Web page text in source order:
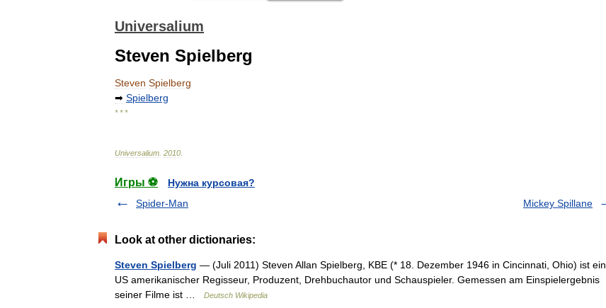
Universalium
Steven Spielberg
Steven Spielberg
➡ Spielberg
* * *
Universalium 2010
Игры ⚽
Нужна курсовая?
Spider-Man
Mickey Spillane
Look at other dictionaries:
Steven Spielberg — (Juli 2011) Steven Allan Spielberg, KBE (* 18. Dezember 1946 in Cincinnati, Ohio) ist ein
US amerikanischer Regisseur, Produzent, Drehbuchautor und Schauspieler. Gemessen am Einspielergebnis
seiner Filme ist …
Deutsch Wikipedia